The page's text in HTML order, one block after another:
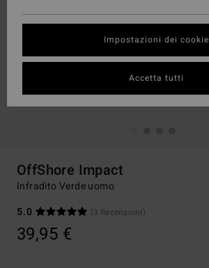
OffShore Impact
Infradito Verde uomo
5.0
(3 Recensioni)
39,95 €
Impostazioni dei cookie
Accetta tutti